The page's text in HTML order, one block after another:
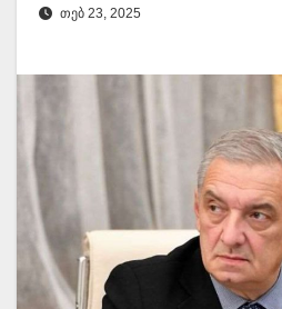
ᲗᲔᲑ 23, 2025